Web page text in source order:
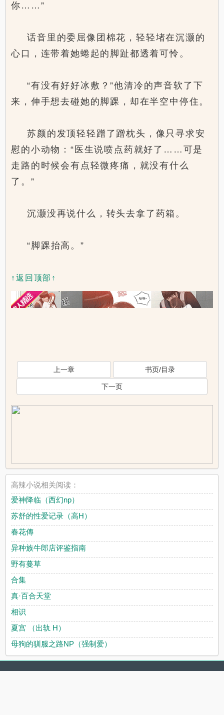
你……”
话音里的委屈像团棉花，轻轻堵在沉灏的
心口，连带着她蜷起的脚趾都透着可怜。
“有没有好好冰敷？”他清冷的声音软了下
来，伸手想去碰她的脚踝，却在半空中停住。
苏颜的发顶轻轻蹭了蹭枕头，像只寻求安
慰的小动物：“医生说喷点药就好了……可是
走路的时候会有点轻微疼痛，就没有什么
了。”
沉灏没再说什么，转头去拿了药箱。
“脚踝抬高。”
↑返回顶部↑
上一章 书页/目录
下一页
高辣小说相关阅读：
爱神降临（西幻np）
苏舒的性爱记录（高H）
春花傳
异种族牛郎店评鉴指南
野有蔓草
合集
真·百合天堂
相识
夏宫 （出轨 H）
母狗的驯服之路NP（强制爱）